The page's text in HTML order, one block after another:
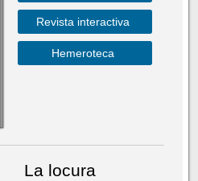
Revista interactiva
Hemeroteca
La locura